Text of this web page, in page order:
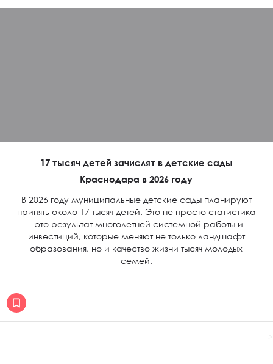
17 тысяч детей зачислят в детские сады
Краснодара в 2026 году
В 2026 году муниципальные детские сады планируют
принять около 17 тысяч детей. Это не просто статистика
- это результат многолетней системной работы и
инвестиций, которые меняют не только ландшафт
образования, но и качество жизни тысяч молодых
семей.